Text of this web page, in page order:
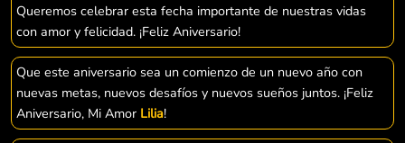
Queremos celebrar esta fecha importante de nuestras vidas
con amor y felicidad. ¡Feliz Aniversario!
Que este aniversario sea un comienzo de un nuevo año con
nuevas metas, nuevos desafíos y nuevos sueños juntos. ¡Feliz
Aniversario, Mi Amor Lilia!